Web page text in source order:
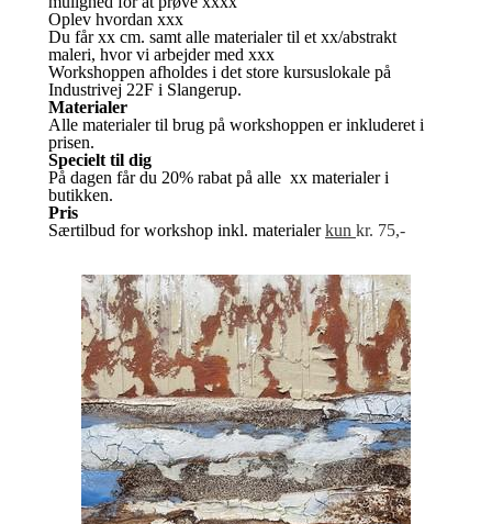
Oplev hvordan xxx
Du får xx cm. samt alle materialer til et xx/abstrakt
maleri, hvor vi arbejder med xxx
Workshoppen afholdes i det store kursuslokale på
Industrivej 22F i Slangerup.
Materialer
Alle materialer til brug på workshoppen er inkluderet i
prisen.
Specielt til dig
På dagen får du 20% rabat på alle xx materialer i
butikken.
Pris
Særtilbud for workshop inkl. materialerkun kr. 75,-